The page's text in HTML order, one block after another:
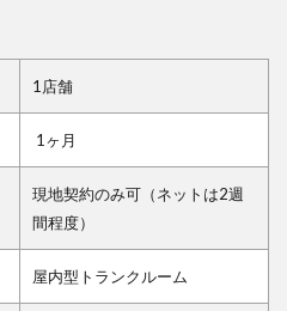
1店舗
1ヶ月
現地契約のみ可（ネットは2週
間程度）
屋内型トランクルーム